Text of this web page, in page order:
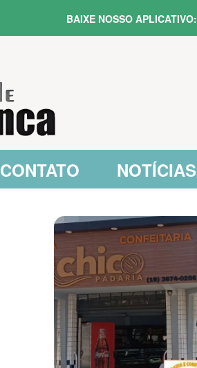
BAIXE NOSSO APLICATIVO:
CONTATO NOTÍCIAS